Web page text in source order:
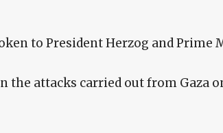
to President Herzog and Prime
the attacks carried out from Gaza